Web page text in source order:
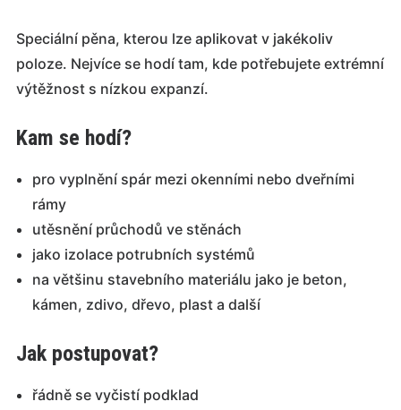
Speciální pěna, kterou lze aplikovat v jakékoliv
poloze. Nejvíce se hodí tam, kde potřebujete extrémní
výtěžnost s nízkou expanzí.
Kam se hodí?
pro vyplnění spár mezi okenními nebo dveřními
rámy
utěsnění průchodů ve stěnách
jako izolace potrubních systémů
na většinu stavebního materiálu jako je beton,
kámen, zdivo, dřevo, plast a další
Jak postupovat?
řádně se vyčistí podklad